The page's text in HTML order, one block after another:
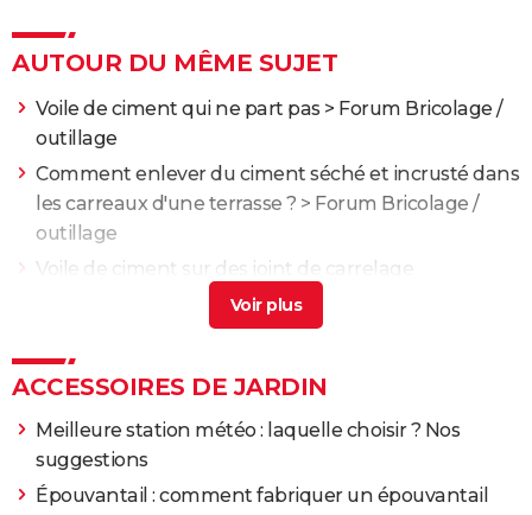
AUTOUR DU MÊME SUJET
Voile de ciment qui ne part pas > Forum Bricolage /
outillage
Comment enlever du ciment séché et incrusté dans
les carreaux d'une terrasse ? > Forum Bricolage /
outillage
Voile de ciment sur des joint de carrelage
Forum Bricolage / outillage
Redresser un portail voilé>Forum Divers bricolage
et travaux
Voile de verre à enduire > Forum Peinture
ACCESSOIRES DE JARDIN
Meilleure station météo : laquelle choisir ? Nos
suggestions
Épouvantail : comment fabriquer un épouvantail